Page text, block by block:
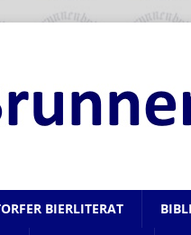
BIERLITERAT